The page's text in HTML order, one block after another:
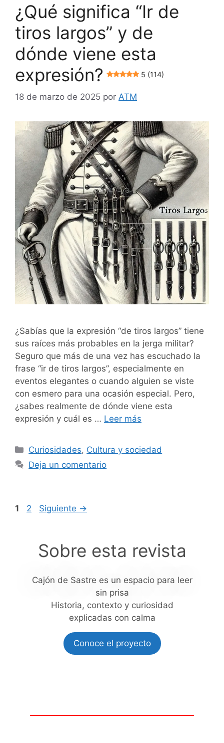
¿Qué significa “Ir de
tiros largos” y de
dónde viene esta
expresión?
5 (114)
18 de marzo de 2025 por ATM
¿Sabías que la expresión “de tiros largos” tiene
sus raíces más probables en la jerga militar?
Seguro que más de una vez has escuchado la
frase “ir de tiros largos”, especialmente en
eventos elegantes o cuando alguien se viste
con esmero para una ocasión especial. Pero,
¿sabes realmente de dónde viene esta
expresión y cuál es … Leer más
Categorías
Curiosidades, Cultura y sociedad
Deja un comentario
Página
1 Página
2 Siguiente →
Sobre esta revista
Cajón de Sastre es un espacio para leer
sin prisa
Historia, contexto y curiosidad
explicadas con calma
Conoce el proyecto